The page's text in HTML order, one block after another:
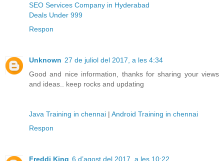
SEO Services Company in Hyderabad
Deals Under 999
Respon
Unknown 27 de juliol del 2017, a les 4:34
Good and nice information, thanks for sharing your views
and ideas.. keep rocks and updating
Java Training in chennai | Android Training in chennai
Respon
Freddi King 6 d’agost del 2017, a les 10:22